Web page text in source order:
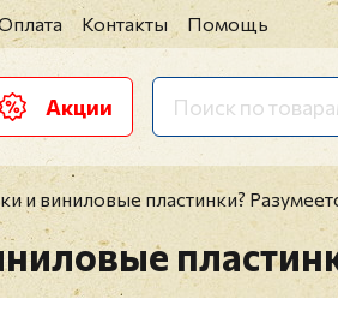
Контакты Помощь
Акции
и виниловые пластинки?